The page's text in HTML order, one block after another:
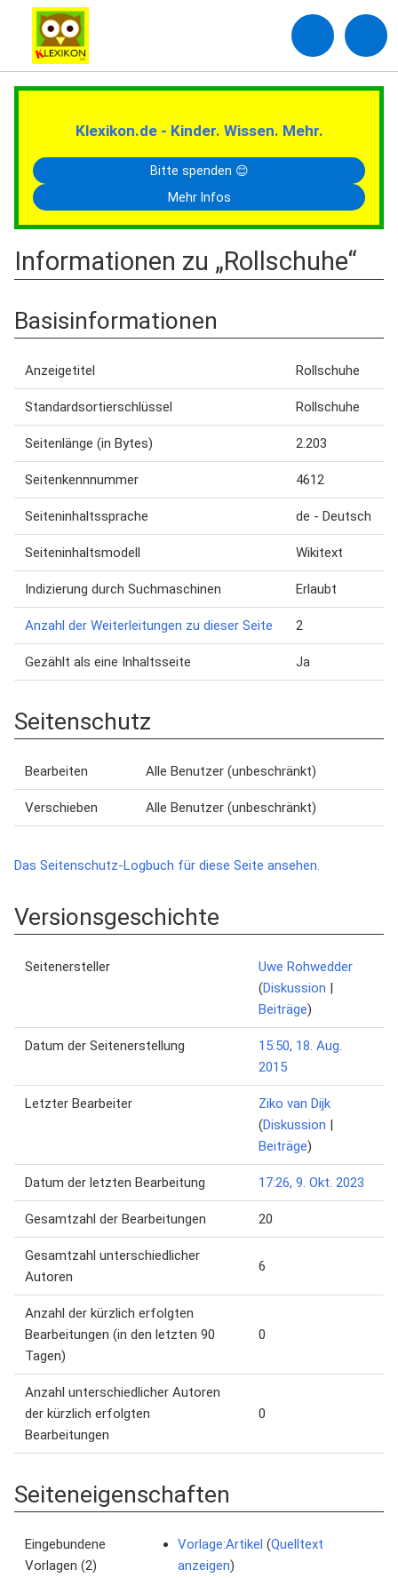
Klexikon.de - Kinder. Wissen. Mehr.
Bitte spenden 😊
Mehr Infos
Informationen zu „Rollschuhe“
Basisinformationen
Anzeigetitel Rollschuhe
Standardsortierschlüssel Rollschuhe
Seitenlänge (in Bytes) 2.203
Seitenkennnummer 4612
Seiteninhaltssprache de - Deutsch
Seiteninhaltsmodell Wikitext
Indizierung durch Suchmaschinen Erlaubt
Anzahl der Weiterleitungen zu dieser Seite 2
Gezählt als eine Inhaltsseite Ja
Seitenschutz
Bearbeiten Alle Benutzer (unbeschränkt)
Verschieben Alle Benutzer (unbeschränkt)
Das Seitenschutz-Logbuch für diese Seite ansehen.
Versionsgeschichte
Seitenersteller
Uwe Rohwedder
(Diskussion |
Beiträge)
Datum der Seitenerstellung
15:50, 18. Aug.
2015
Letzter Bearbeiter
Ziko van Dijk
(Diskussion |
Beiträge)
Datum der letzten Bearbeitung 17:26, 9. Okt. 2023
Gesamtzahl der Bearbeitungen 20
Gesamtzahl unterschiedlicher
Autoren
6
Anzahl der kürzlich erfolgten
Bearbeitungen (in den letzten 90
Tagen)
0
Anzahl unterschiedlicher Autoren
der kürzlich erfolgten
Bearbeitungen
0
Seiteneigenschaften
Eingebundene
Vorlagen (2)
Vorlage:Artikel (Quelltext
anzeigen)